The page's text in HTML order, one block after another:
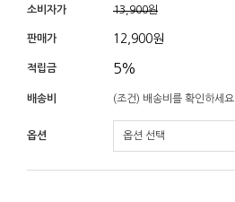
소비자가 13,900원
판매가 12,900원
적립금 5%
배송비 (조건) 배송비를 확인하세요
옵션